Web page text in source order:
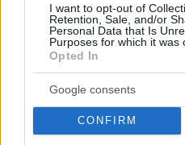
I want to opt-out of
Retention, Sale, and/or
Personal Data that Is
Purposes for which it was
Opted In
Google consents
CONFIRM
Προηγούμενη
Επικαιρότητα Δ. Α.